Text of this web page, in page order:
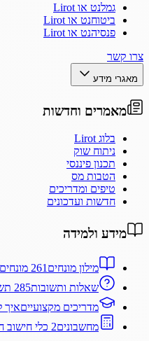
גמלנט או Lirot
ביטוחנט או Lirot
פנסיהנט או Lirot
צרו קשר
מאגרי מידע
מאמרים וחדשות
בלוג Lirot
ניתוח שוק
תכנון פיננסי
הטבות מס
טיפים ומדריכים
חדשות ועדכונים
מידע ולמידה
מילון מונחים 261 מונחים פיננסיים
שאלות ותשובות285 תשובות מקצועיות
מדריכים מקצועייםאיך
מחשבונים2 כלי חישוב חינמיים